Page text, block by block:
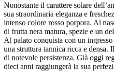
Nonostante il carattere solare
sua straordinaria eleganza e
intenso colore rosso porpora. Al
di frutta nera matura, spezie e un
Al palato conquista con un
una struttura tannica ricca e densa.
di notevole persistenza. Già oggi
dieci anni raggiungerà la sua